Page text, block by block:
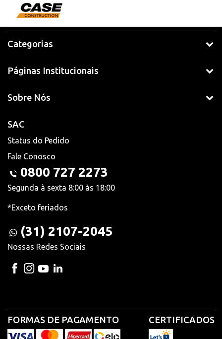
Categorias
Páginas Institucionais
Sobre Nós
SAC
Status do Pedido
Fale Conosco
0800 727 2273
Segunda à sexta 8:00 às 18:00
*Exceto feriados
(31) 2107-2045
Nossas Redes Sociais
FORMAS DE PAGAMENTO CERTIFICADOS